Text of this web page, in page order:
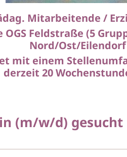
Mitarbeitende /
OGS Feldstraße (5
Nord/Ost/
mit einem
derzeit 20
(m/w/d) gesucht